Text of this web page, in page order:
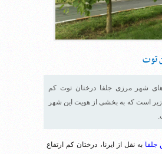
توت
شهر مرزی جلفا درختان توت کم
زیر است که به بخشی از هویت این شهر
به نقل از ایرنا، درختان کم ارتفاع